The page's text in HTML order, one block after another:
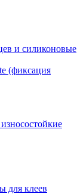
и силиконовые
(фиксация
для клеев